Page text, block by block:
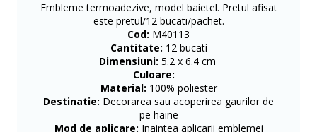
Embleme termoadezive, model baietel. Pretul afisat
este pretul/12 bucati/pachet.
Cod: M40113
Cantitate: 12 bucati
Dimensiuni: 5.2 x 6.4 cm
Culoare: -
Material: 100% poliester
Destinatie: Decorarea sau acoperirea gaurilor de
pe haine
Mod de aplicare: Inaintea aplicarii emblemei